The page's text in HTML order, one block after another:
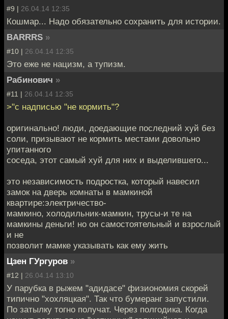
#9 | 26.04.14 12:35
Кошмар... Надо обязательно сохранить для истории.
BARRRS »
#10 | 26.04.14 12:35
Это еже не нацизм, а тупизм.
Рабинович »
#11 | 26.04.14 12:35
>"с надписью "не кормить"?
оригинально! люди, доедающие последний хуй без
соли, призывают не кормить местами довольно
упитанного
соседа, этот самый хуй для них и выделившего...
это независимость подростка, который навесил
замок на дверь комнаты в мамкиной
квартире:электричество-
мамкино, холодильник-мамкин, трусы-и те на
мамкины деньги! но он самостоятельный и взрослый
и не
позволит мамке указывать как ему жить
Цзен ГУргуров »
#12 | 26.04.14 13:10
У парубка в рыжем "адидасе" физиономия скорей
типично "хохляцкая". Так что бумеранг запустили.
По затылку тогно получат. Через полгодика. Когда